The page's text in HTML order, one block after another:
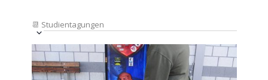
📆 Studientagungen
Ansichten-
Navigation
Veranstaltung
Ansichten-
Navigation
auswählen.
List
of
Veranstaltungen